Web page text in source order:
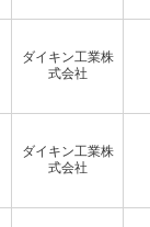
ダイキン工業株
式会社
ダイキン工業株
式会社